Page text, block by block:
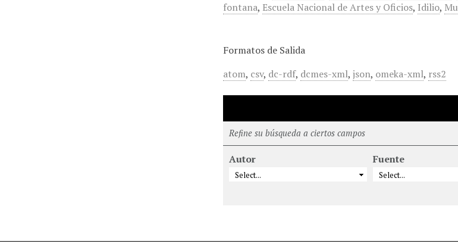
fontana, Escuela Nacional de Artes y Oficios, Idilio,
Formatos de Salida
atom, csv, dc-rdf, dcmes-xml,json, omeka-xml, rss2
Refine su búsqueda a ciertos campos
Autor Fuente